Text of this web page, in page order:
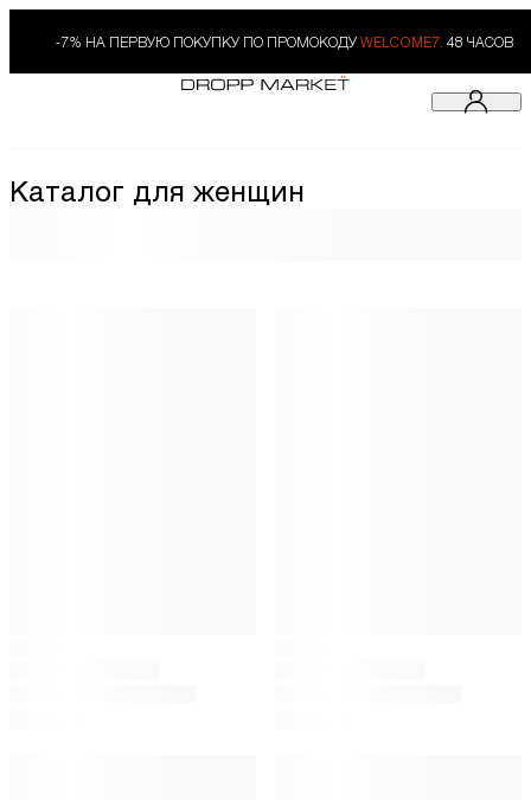
-7% НА ПЕРВУЮ ПОКУПКУ ПО ПРОМОКОДУ WELCOME7. 48 ЧАСОВ
Каталог для женщин